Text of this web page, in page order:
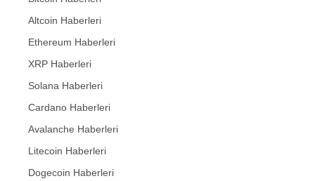
Altcoin Haberleri
Ethereum Haberleri
XRP Haberleri
Solana Haberleri
Cardano Haberleri
Avalanche Haberleri
Litecoin Haberleri
Dogecoin Haberleri